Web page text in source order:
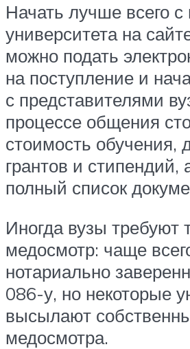
Начать лучше всего
университета на
можно подать
на поступление и
с представителями
процессе общения
стоимость обучения,
грантов и стипендий,
полный список
Иногда вузы требуют
медосмотр: чаще
нотариально
086-у, но некоторые
высылают
медосмотра.